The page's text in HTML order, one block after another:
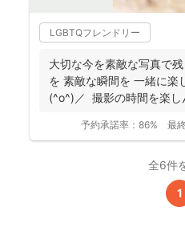
LGBTQフレンドリー
大切な今を素敵な写真で
を 素敵な瞬間を 一緒に楽
(^o^)／ 撮影の時間を楽し
予約承諾率： 86% 最
全6件
1